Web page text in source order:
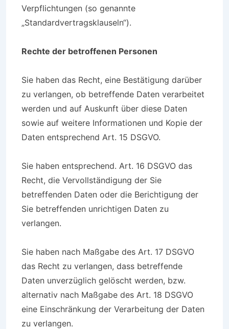
Verpflichtungen (so genannte
„Standardvertragsklauseln“).
Rechte der betroffenen Personen
Sie haben das Recht, eine Bestätigung darüber
zu verlangen, ob betreffende Daten verarbeitet
werden und auf Auskunft über diese Daten
sowie auf weitere Informationen und Kopie der
Daten entsprechend Art. 15 DSGVO.
Sie haben entsprechend. Art. 16 DSGVO das
Recht, die Vervollständigung der Sie
betreffenden Daten oder die Berichtigung der
Sie betreffenden unrichtigen Daten zu
verlangen.
Sie haben nach Maßgabe des Art. 17 DSGVO
das Recht zu verlangen, dass betreffende
Daten unverzüglich gelöscht werden, bzw.
alternativ nach Maßgabe des Art. 18 DSGVO
eine Einschränkung der Verarbeitung der Daten
zu verlangen.